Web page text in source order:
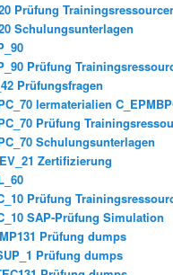
Prüfung
Schulungsunterlagen
Prüfung
Prüfungsfragen
lermaterialien
Prüfung
Schulungsunterlagen
Zertifizierung
Prüfung
SAP-Prüfung Simulation
Prüfung dumps
Prüfung dumps